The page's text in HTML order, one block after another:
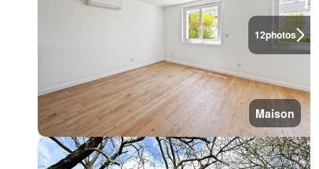
12photos
Maison